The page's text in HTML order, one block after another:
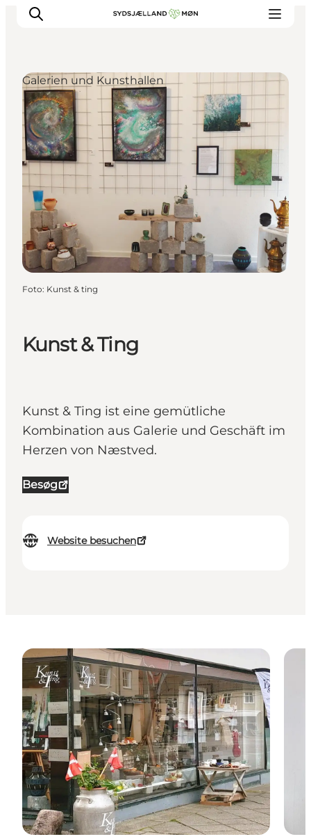
Erleben
Städte und Orte
Events
Essen
Unterkunft
Reise planen
Kunst & Ting
Kunst & Ting ist eine gemütliche
Kombination aus Galerie und Geschäft im
Herzen von Næstved.
Besøg
Website besuchen
Galerien und Kunsthallen
Foto: Kunst & ting